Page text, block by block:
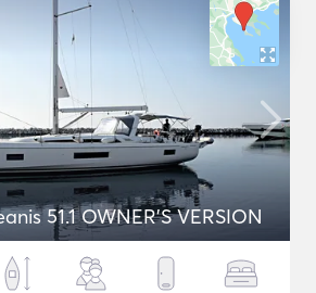
51.1 OWNER'S VERSION